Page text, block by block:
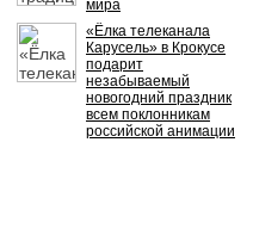
мира
«Ёлка телеканала
Карусель» в Крокусе
подарит
незабываемый
новогодний праздник
всем поклонникам
российской анимации